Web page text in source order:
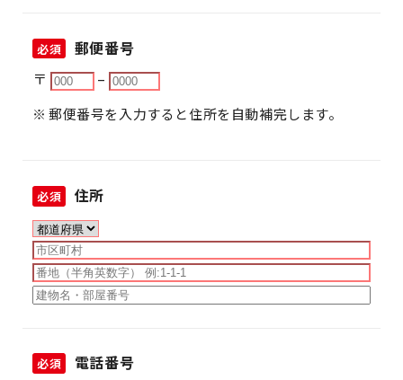
必須
郵便番号
〒
–
郵便番号を入力すると住所を自動補完します。
必須 住所
必須
電話番号